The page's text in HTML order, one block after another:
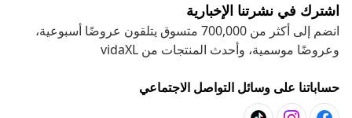
اشترك في نشرتنا الإخبارية
انضم إلى أكثر من 700,000 متسوق يتلقون عروضًا أسبوعية،
وعروضًا موسمية، وأحدث المنتجات من vidaXL
حساباتنا على وسائل التواصل الاجتماعي